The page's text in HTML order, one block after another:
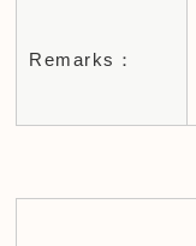
Remarks：